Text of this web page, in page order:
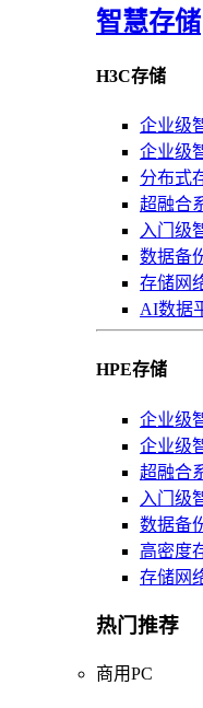
智慧存储
H3C存储
企业级
企业级
分布式
超融合
入门级
数据备
存储网
AI数据
HPE存储
企业级
企业级
超融合
入门级
数据备
高密度
存储网
热门推荐
商用PC